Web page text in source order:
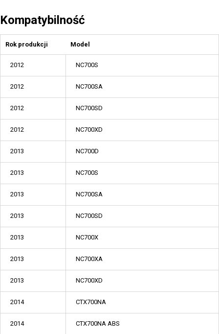
Kompatybilność
Rok produkcji Model
2012 NC700S
2012 NC700SA
2012 NC700SD
2012 NC700XD
2013 NC700D
2013 NC700S
2013 NC700SA
2013 NC700SD
2013 NC700X
2013 NC700XA
2013 NC700XD
2014 CTX700NA
2014 CTX700NA ABS